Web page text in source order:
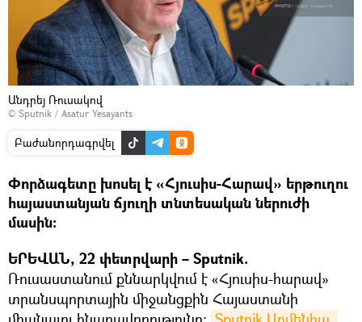
Անդրեյ Ռուսակով
© Sputnik / Asatur Yesayants
Բաժանորդագրվել
Փորձագետը խոսել է «Հյուսիս-Հարավ» երթուղու
հայաստանյան ճյուղի տնտեսական ներուժի
մասին։
ԵՐԵՎԱՆ, 22 փետրվարի – Sputnik.
Ռուսաստանում քննարկվում է «Հյուսիս-հարավ»
տրանսպորտային միջանցքին Հայաստանի